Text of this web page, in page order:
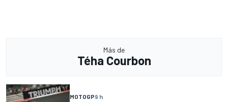
Más de
Téha Courbon
MOTOGP9 h